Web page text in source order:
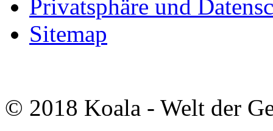
Privatsphäre und
Sitemap
© 2018 Koala - Welt der